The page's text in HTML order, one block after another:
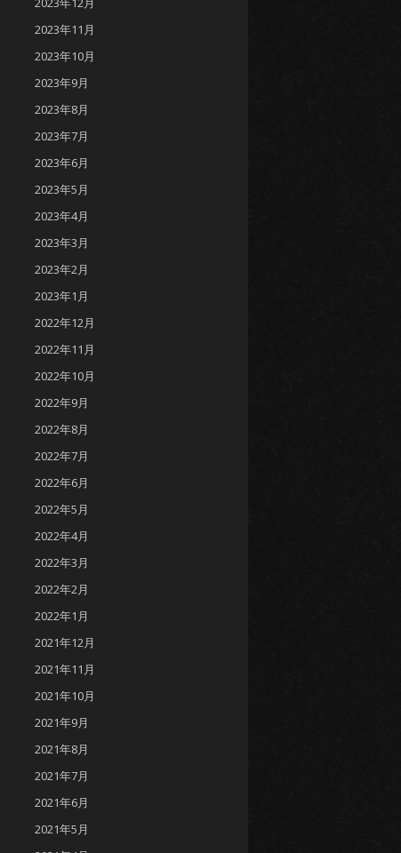
2023年11月
2023年10月
2023年9月
2023年8月
2023年7月
2023年6月
2023年5月
2023年4月
2023年3月
2023年2月
2023年1月
2022年12月
2022年11月
2022年10月
2022年9月
2022年8月
2022年7月
2022年6月
2022年5月
2022年4月
2022年3月
2022年2月
2022年1月
2021年12月
2021年11月
2021年10月
2021年9月
2021年8月
2021年7月
2021年6月
2021年5月